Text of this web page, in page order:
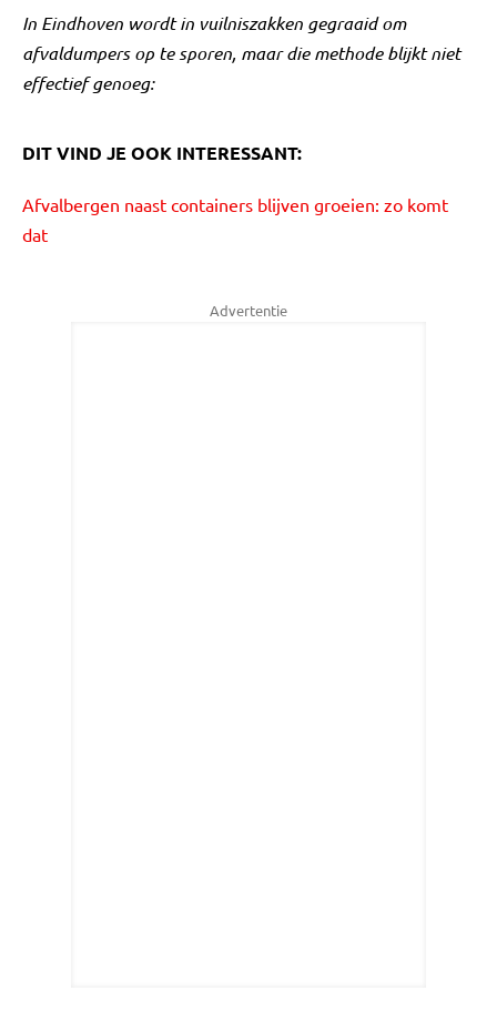
In Eindhoven wordt in vuilniszakken gegraaid om
afvaldumpers op te sporen, maar die methode blijkt niet
effectief genoeg:
DIT VIND JE OOK INTERESSANT:
Afvalbergen naast containers blijven groeien: zo komt
dat
Advertentie